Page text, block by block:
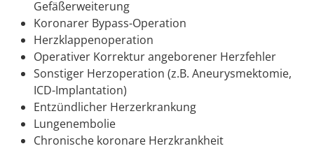
Gefäßerweiterung
Koronarer Bypass-Operation
Herzklappenoperation
Operativer Korrektur angeborener Herzfehler
Sonstiger Herzoperation (z.B. Aneurysmektomie,
ICD-Implantation)
Entzündlicher Herzerkrankung
Lungenembolie
Chronische koronare Herzkrankheit